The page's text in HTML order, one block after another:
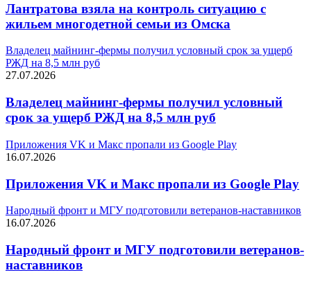
Лантратова взяла на контроль ситуацию с
жильем многодетной семьи из Омска
Владелец майнинг-фермы получил условный срок за ущерб
РЖД на 8,5 млн руб
27.07.2026
Владелец майнинг-фермы получил условный
срок за ущерб РЖД на 8,5 млн руб
Приложения VK и Mакс пропали из Google Play
16.07.2026
Приложения VK и Mакс пропали из Google Play
Народный фронт и МГУ подготовили ветеранов-наставников
16.07.2026
Народный фронт и МГУ подготовили ветеранов-
наставников